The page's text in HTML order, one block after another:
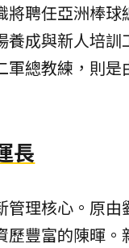
聘任亞洲棒
成與新人培
總教練，則
長
理核心。原
豐富的陳暉